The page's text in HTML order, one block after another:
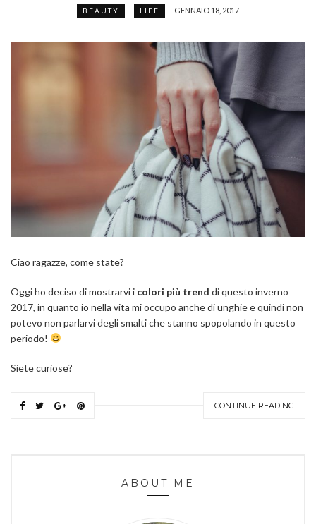
BEAUTY LIFE GENNAIO 18, 2017
Ciao ragazze, come state?
Oggi ho deciso di mostrarvi i colori più trend di questo inverno
2017, in quanto io nella vita mi occupo anche di unghie e quindi non
potevo non parlarvi degli smalti che stanno spopolando in questo
periodo!
Siete curiose?
CONTINUE READING
ABOUT ME